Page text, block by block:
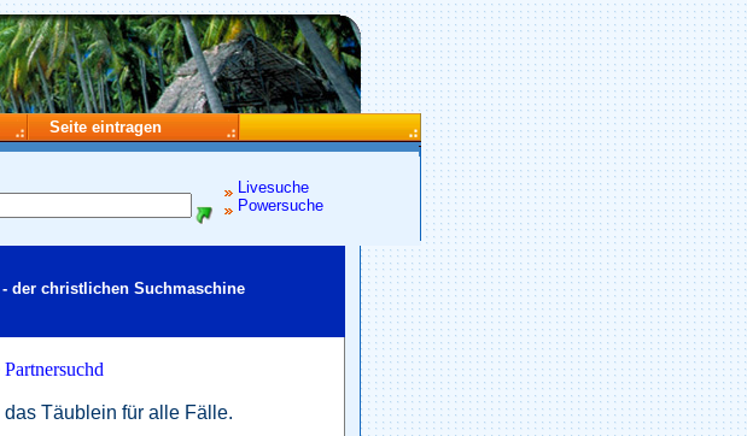
Seite eintragen
Livesuche
Powersuche
der christlichen Suchmaschine
das Täublein für alle Fälle.